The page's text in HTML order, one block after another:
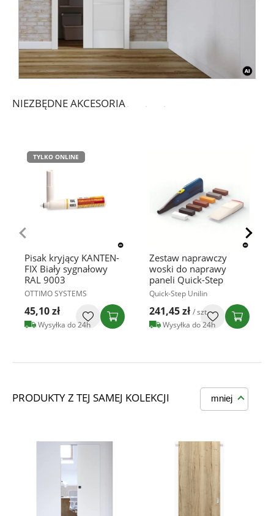
NIEZBĘDNE AKCESORIA
TYLKO ONLINE
Pisak kryjący KANTEN-
FIX Biały sygnałowy
RAL 9003
OTTIMO SYSTEMS
45,10 zł
Wysyłka do 24h
Zestaw naprawczy
woski do naprawy
paneli Quick-Step
Quick-Step Unilin
241,45 zł / szt
Wysyłka do 24h
PRODUKTY Z TEJ SAMEJ KOLEKCJI mniej